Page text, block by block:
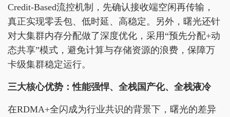
Credit-Based流控机制，先确认接收端空闲再传输，
真正实现零丢包、低时延、高稳定。另外，曙光还针
对大集群内存分配做了深度优化，采用“预先分配+动
态共享”模式，避免计算与存储资源的浪费，保障万
卡级集群稳定运行。
三大核心优势：性能强悍、全栈国产化、全栈液冷
在RDMA+全闪成为行业共识的背景下，曙光的差异